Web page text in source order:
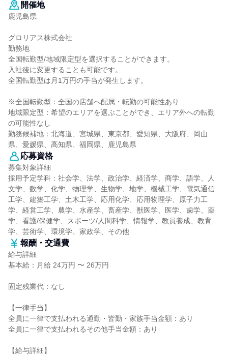
開催地
鹿児島県
グロリアス株式会社
勤務地
全国転勤型/地域限定型を選択することができます。
入社後に変更することも可能です。
全国転勤型は月1万円の手当が発生します。
※全国転勤型：全国の店舗へ配属・転勤の可能性あり
地域限定型：希望のエリアを選ぶことができ、エリア外への転勤
の可能性なし
勤務候補地：北海道、宮城県、東京都、愛知県、大阪府、岡山
県、愛媛県、高知県、福岡県、鹿児島県
応募資格
募集対象詳細
採用予定学科：社会学、法学、政治学、経済学、商学、語学、人
文学、数学、化学、物理学、生物学、地学、機械工学、電気通信
工学、建築工学、土木工学、応用化学、応用物理学、原子力工
学、経営工学、農学、水産学、畜産学、獣医学、医学、歯学、薬
学、看護/保健学、スポーツ/人間科学、情報学、教員養成、教育
学、芸術学、環境学、家政学、その他
報酬・交通費
給与詳細
基本給：月給 24万円 〜 26万円
固定残業代：なし
【一律手当】
全員に一律で支払われる通勤・皆勤・家族手当金額：あり
全員に一律で支払われるその他手当金額：あり
【給与詳細】